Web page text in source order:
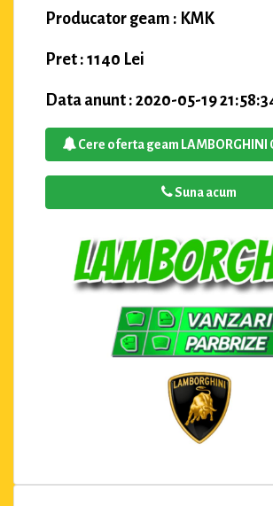
Producator geam : KMK
Pret : 1140 Lei
Data anunt : 2020-05-19
Cere oferta geam LAMBORGHINI
Suna acum